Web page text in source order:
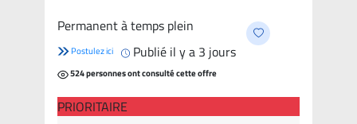
candidats
Permanent à temps plein
Postulez ici Publié il y a 3 jours
524 personnes ont consulté cette offre
PRIORITAIRE